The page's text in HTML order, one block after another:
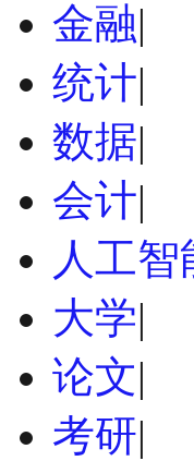
金融|
统计|
数据|
会计|
人工智
大学|
论文|
考研|